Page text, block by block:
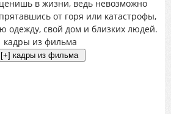
в жизни, ведь невозможно
от горя или катастрофы,
одежду, свой дом и близких людей.
кадры из фильма